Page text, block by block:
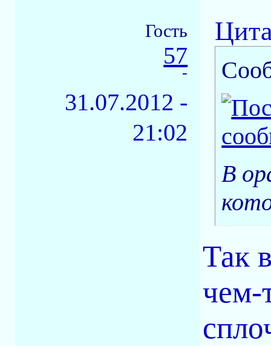
Гость
57
-
31.07.2012 -
21:02
В
Так
чем-